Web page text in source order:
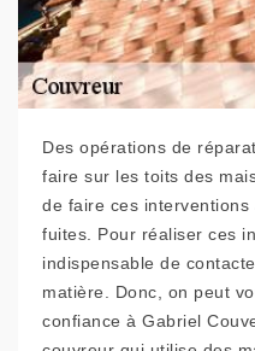
Des opérations de
faire sur les toits des
de faire ces
fuites. Pour réaliser ces
indispensable de
matière. Donc, on peut
confiance à Gabriel